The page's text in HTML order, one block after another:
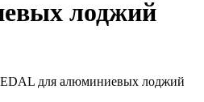
лоджий
для алюминиевых лоджий